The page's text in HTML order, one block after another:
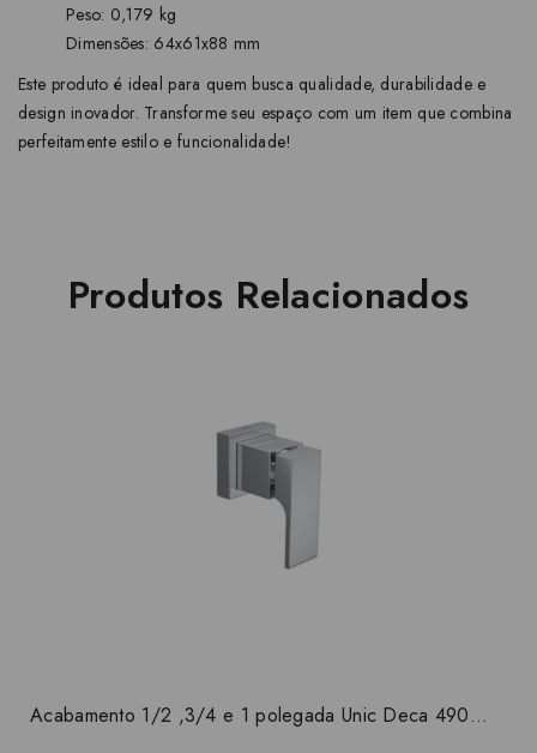
Peso: 0,179 kg
Dimensões: 64x61x88 mm
Este produto é ideal para quem busca qualidade, durabilidade e
design inovador. Transforme seu espaço com um item que combina
perfeitamente estilo e funcionalidade!
Produtos Relacionados
Acabamento 1/2 ,3/4 e 1 polegada Unic Deca 4900.C90.PQ